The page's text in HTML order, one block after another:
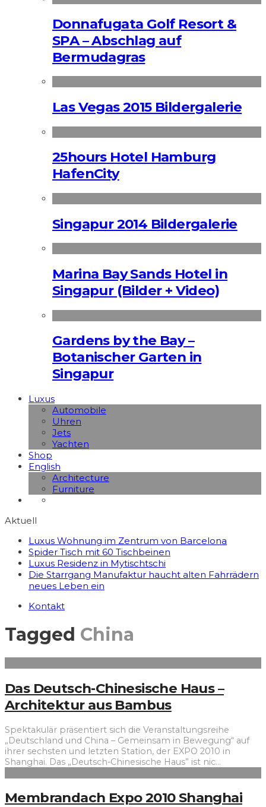
Donnafugata Golf Resort &
SPA – Abschlag auf
Bermudagras
Las Vegas 2015 Bildergalerie
25hours Hotel Hamburg
HafenCity
Singapur 2014 Bildergalerie
Marina Bay Sands Hotel in
Singapur (Bilder + Video)
Gardens by the Bay –
Botanischer Garten in
Singapur
Luxus
Automobile
Uhren
Jets
Yachten
Shop
English
Architecture
Furniture
Aktuell
Luxus Wohnung im Zentrum von Barcelona
Spider Tisch mit 60 Tischbeinen
Luxus Residenz in Mytischtschi
Die Starrgang Manufaktur haucht alten Fahrrädern
neues Leben ein
Kontakt
Tagged China
Das Deutsch-Chinesische Haus –
Architektur aus Bambus
Spektakulär präsentiert sich die Veranstaltungsreihe
„Deutschland und China – Gemeinsam in Bewegung“ auf
ihrer sechsten und letzten Station, der EXPO 2010 in
Shanghai. Das „Deutsch-Chinesische Haus” ist nic...
Membrandach Expo 2010 Shanghai